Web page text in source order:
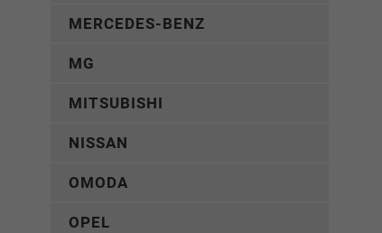
MERCEDES-BENZ
MG
MITSUBISHI
NISSAN
OMODA
OPEL